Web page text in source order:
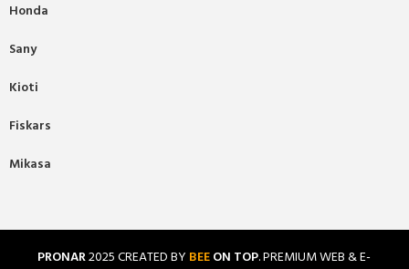
Honda
Sany
Kioti
Fiskars
Mikasa
PRONAR2025 CREATED BY BEEON TOP. PREMIUM WEB & E-